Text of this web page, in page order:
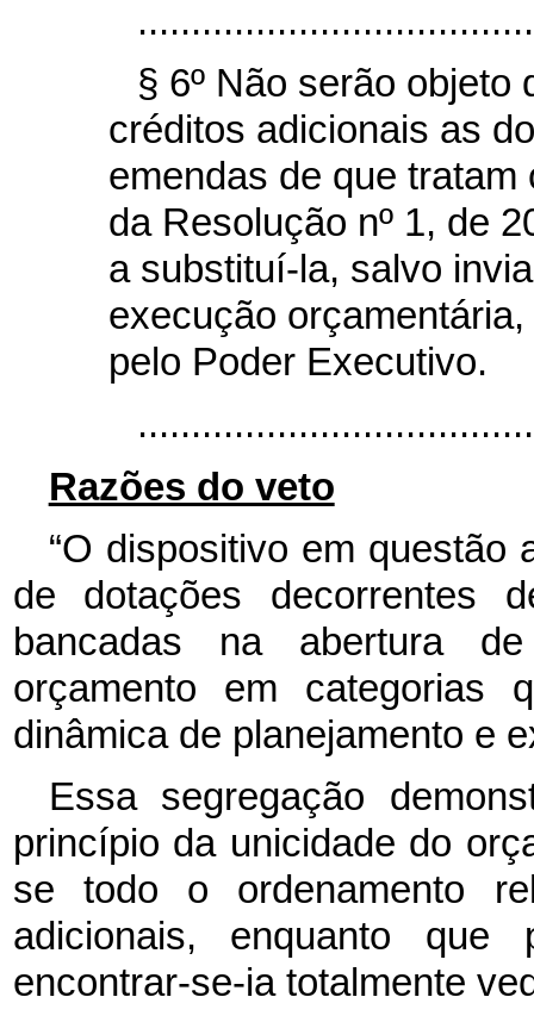
§ 6º Não serão objeto
créditos adicionais as
emendas de que
da Resolução nº 1, de
a substituí-la, salvo
execução
pelo Poder Executivo.
Razões do veto
“O dispositivo em questão
de dotações decorrentes
bancadas na abertura
orçamento em categorias
dinâmica de planejamento e
Essa segregação
princípio da unicidade do
se todo o ordenamento
adicionais, enquanto
encontrar-se-ia totalmente